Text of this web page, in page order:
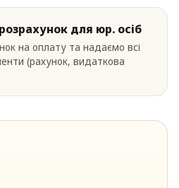
для юр. осіб
на оплату та надаємо всі
(рахунок, видаткова